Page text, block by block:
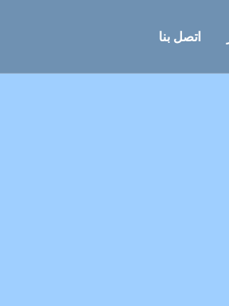
اتصل بنا